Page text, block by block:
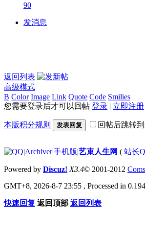
90
发消息
返回列表
高级模式
B Color Image Link Quote Code Smilies
您需要登录后才可以回帖 登录 | 立即注册
本版积分规则 发表回复 回帖后跳转
|Archiver|手机版|艺束人生网 ( 站长
Powered by Discuz! X3.4© 2001-2012
GMT+8, 2026-8-7 23:55 , Processed in
快速回复 返回顶部 返回列表